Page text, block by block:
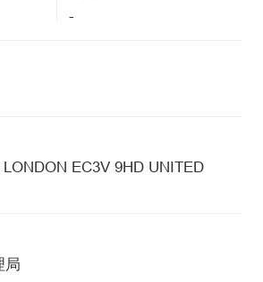
-
EC3V 9HD UNITED
局